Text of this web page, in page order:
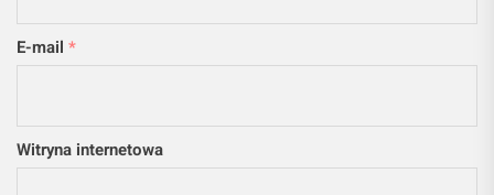
E-mail *
Witryna internetowa